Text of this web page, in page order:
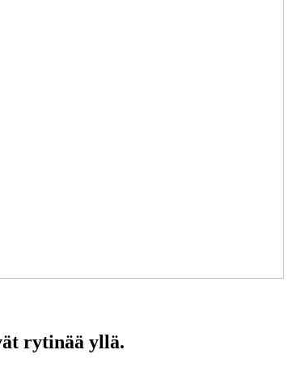
rytinää yllä.